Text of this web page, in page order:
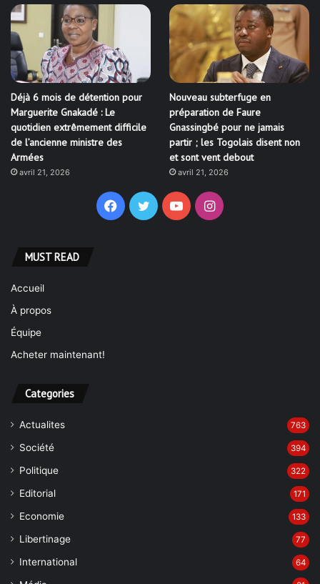
Déjà 6 mois de détention pour
Marguerite Gnakadé : Le
quotidien extrêmement difficile
de l’ancienne ministre des
Armées
avril 21, 2026
Nouveau subterfuge en
préparation de Faure
Gnassingbé pour ne jamais
partir ; les Togolais disent non
et sont vent debout
avril 21, 2026
Facebook
TwitterYouTubeInstagram
MUST READ
Accueil
À propos
Équipe
Acheter maintenant!
Categories
Actualites 763
Société 394
Politique 322
Editorial 171
Economie 133
Libertinage 77
International 64